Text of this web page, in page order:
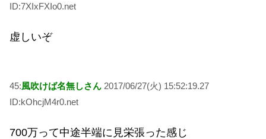
ID:7XIxFXIo0.net
虚しいぞ
45:風吹けば名無しさん 2017/06/27(火) 15:52:19.27
ID:kOhcjM4r0.net
700万って中途半端に見栄張った感じ